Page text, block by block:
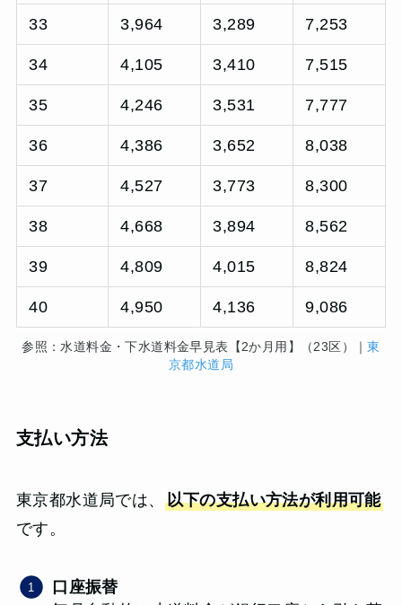
33 3,964 3,289 7,253
34 4,105 3,410 7,515
35 4,246 3,531 7,777
36 4,386 3,652 8,038
37 4,527 3,773 8,300
38 4,668 3,894 8,562
39 4,809 4,015 8,824
40 4,950 4,136 9,086
参照：水道料金・下水道料金早見表【2か月用】（23区）｜東
京都水道局
支払い方法
東京都水道局では、 以下の支払い方法が利用可能
です。
口座振替